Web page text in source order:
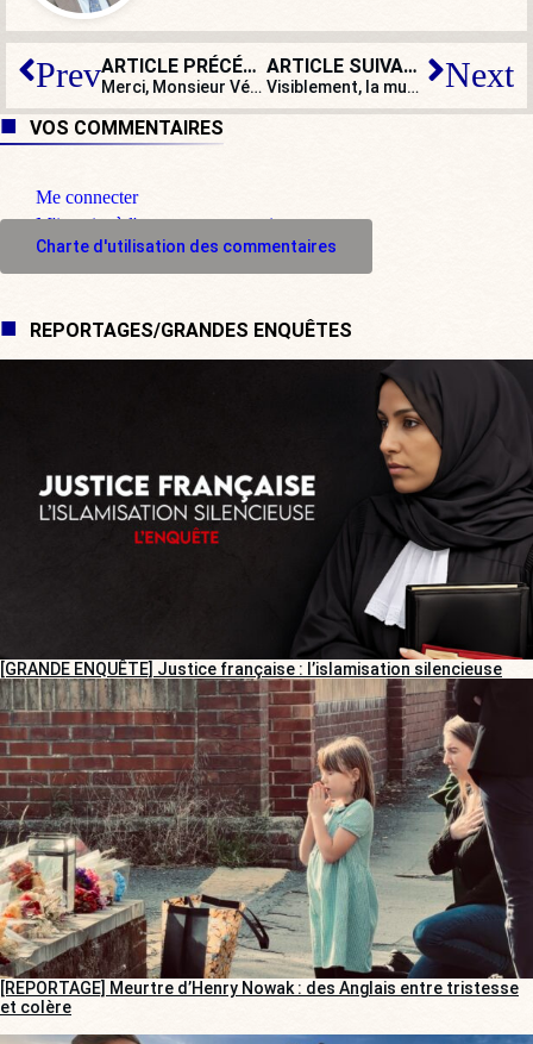
Prev ARTICLE PRÉCÉDENT
Merci, Monsieur Véran, de vous sacrifier pour moi !
ARTICLE SUIVANT
Visiblement, la musique n’adoucit pas les mœurs d’Ibrahim Maalouf Next
VOS COMMENTAIRES
Me connecter
M'inscrire à l'espace commentaire
Charte d'utilisation des commentaires
REPORTAGES/GRANDES ENQUÊTES
[GRANDE ENQUÊTE] Justice française : l’islamisation silencieuse
[REPORTAGE] Meurtre d’Henry Nowak : des Anglais entre tristesse
et colère